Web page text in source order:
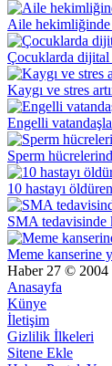
Aile
Çocuklarda dijital
Kaygı ve stres
Engelli
Sperm
10 hastayı
SMA tedavisinde
Meme kanserine
Haber 27 © 2004
Anasayfa
Künye
İletişim
Gizlilik İlkeleri
Sitene Ekle